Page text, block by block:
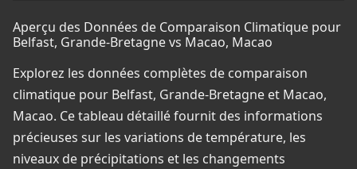
Aperçu des Données de Comparaison Climatique pour
Belfast, Grande-Bretagne vs Macao, Macao
Explorez les données complètes de comparaison
climatique pour Belfast, Grande-Bretagne et Macao,
Macao. Ce tableau détaillé fournit des informations
précieuses sur les variations de température, les
niveaux de précipitations et les changements